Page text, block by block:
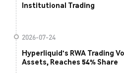
Institutional Trading
2026-07-24
Hyperliquid's RWA Trading
Assets, Reaches 54% Share